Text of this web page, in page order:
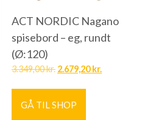
ACT NORDIC Nagano
spisebord – eg, rundt
(Ø:120)
3.349,00kr. 2.679,20kr.
GÅ TIL SHOP